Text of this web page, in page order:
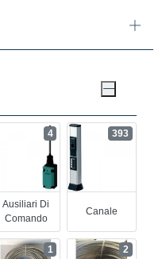
Ausiliari Di
Comando
4
Canale
393
1 2